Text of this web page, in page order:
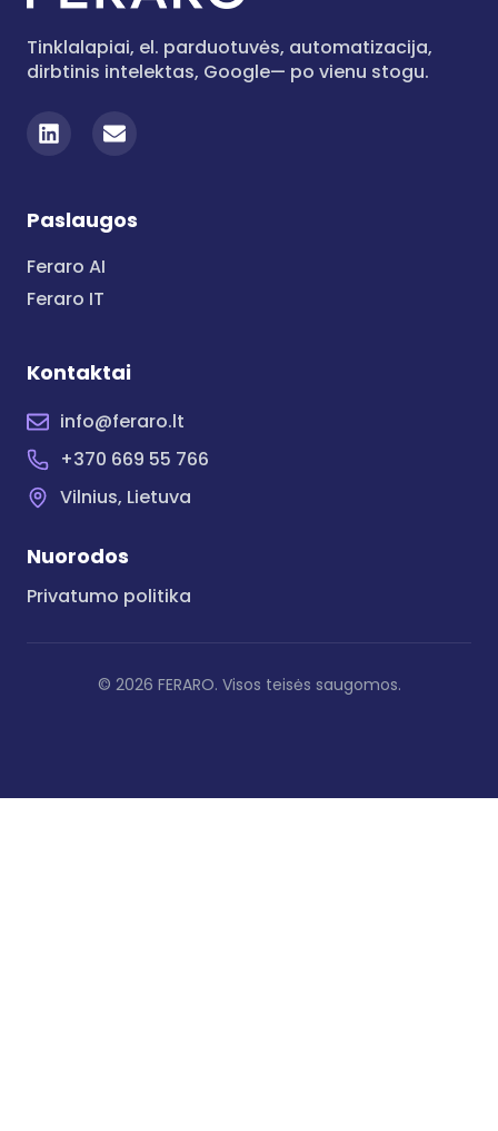
Tinklalapiai, el. parduotuvės, automatizacija,
dirbtinis intelektas, Google— po vienu stogu.
Paslaugos
Feraro AI
Feraro IT
Kontaktai
info@feraro.lt
+370 669 55 766
Vilnius, Lietuva
Nuorodos
Privatumo politika
© 2026 FERARO. Visos teisės saugomos.